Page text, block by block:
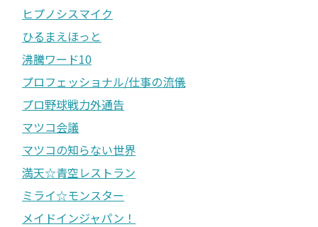
ヒプノシスマイク
ひるまえほっと
沸騰ワード10
プロフェッショナル/仕事の流儀
プロ野球戦力外通告
マツコ会議
マツコの知らない世界
満天☆青空レストラン
ミライ☆モンスター
メイドインジャパン！